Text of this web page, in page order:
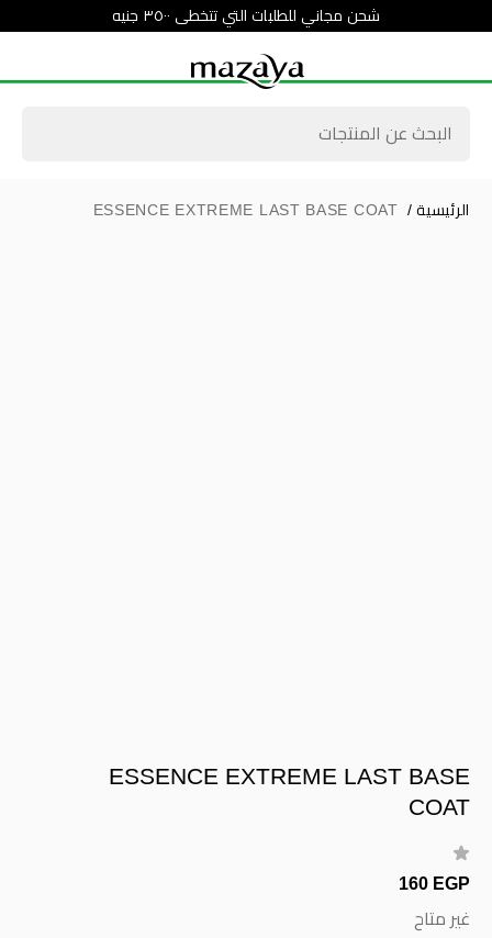
شحن مجاني للطلبات التي تتخطى ٣٥٠٠ جنيه
الرئيسية /
ESSENCE EXTREME LAST BASE COAT
ESSENCE EXTREME LAST BASE
COAT
160 EGP
غير متاح